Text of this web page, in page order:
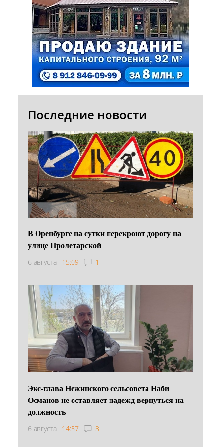
Последние новости
В Оренбурге на сутки перекроют дорогу на
улице Пролетарской
6 августа 15:09 1
Экс-глава Нежинского сельсовета Наби
Османов не оставляет надежд вернуться на
должность
6 августа 14:57 3